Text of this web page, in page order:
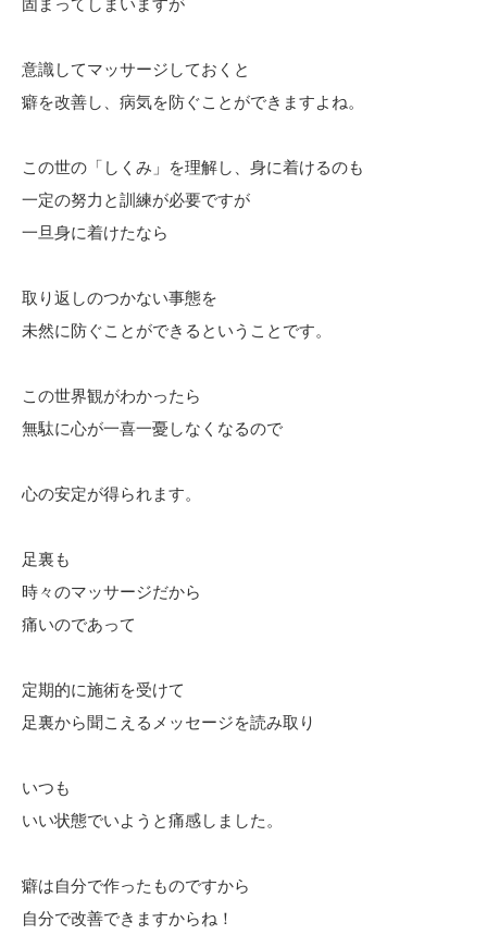
意識してマッサージしておくと
癖を改善し、病気を防ぐことができますよね。
この世の「しくみ」を理解し、身に着けるのも
一定の努力と訓練が必要ですが
一旦身に着けたなら
取り返しのつかない事態を
未然に防ぐことができるということです。
この世界観がわかったら
無駄に心が一喜一憂しなくなるので
心の安定が得られます。
足裏も
時々のマッサージだから
痛いのであって
定期的に施術を受けて
足裏から聞こえるメッセージを読み取り
いつも
いい状態でいようと痛感しました。
癖は自分で作ったものですから
自分で改善できますからね！